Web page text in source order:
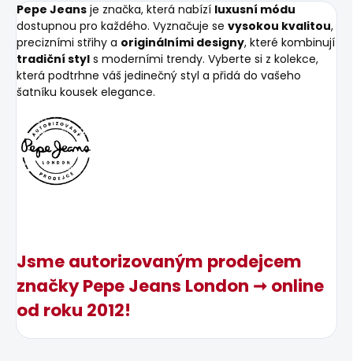
Pepe Jeans je značka, která nabízí luxusní módu
dostupnou pro každého. Vyznačuje se vysokou kvalitou,
precizními střihy a originálními designy, které kombinují
tradiční styl s moderními trendy. Vyberte si z kolekce,
která podtrhne váš jedinečný styl a přidá do vašeho
šatníku kousek elegance.
Jsme autorizovaným prodejcem
značky Pepe Jeans London ➞ online
od roku 2012!